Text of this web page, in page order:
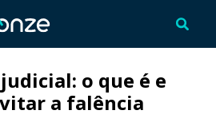
o que é e
a falência